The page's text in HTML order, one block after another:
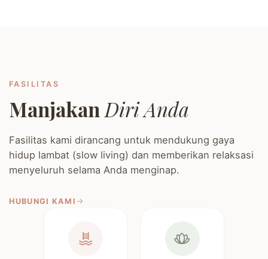
FASILITAS
Manjakan Diri Anda
Fasilitas kami dirancang untuk mendukung gaya
hidup lambat (slow living) dan memberikan relaksasi
menyeluruh selama Anda menginap.
HUBUNGI KAMI